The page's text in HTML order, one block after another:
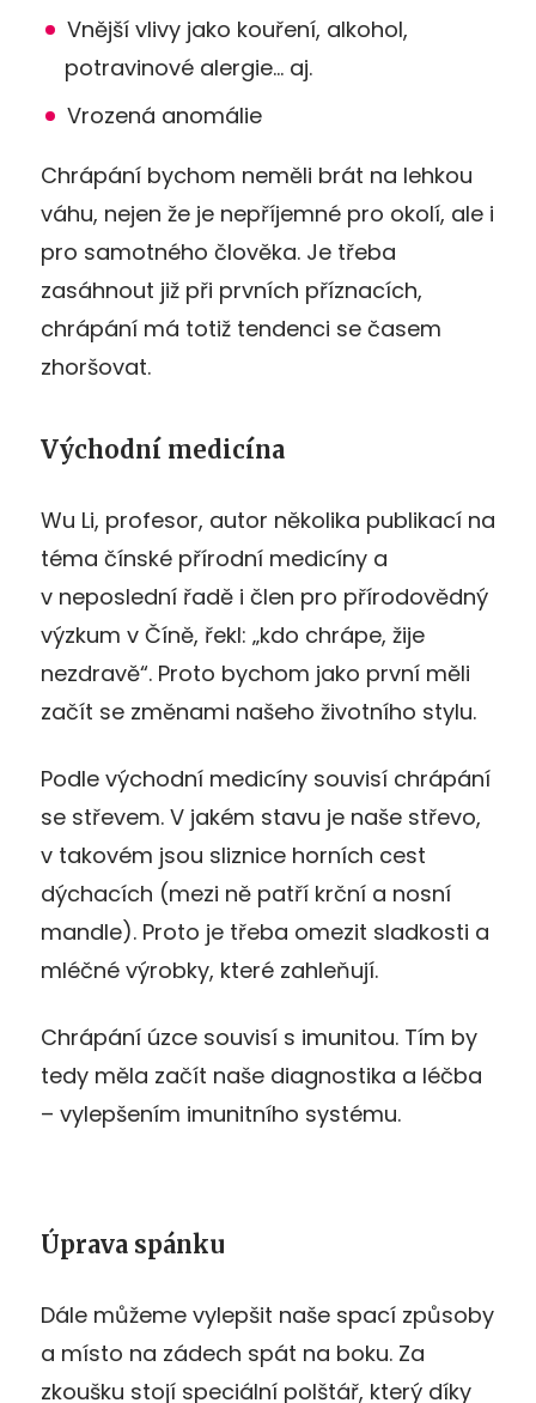
Vnější vlivy jako kouření, alkohol,
potravinové alergie… aj.
Vrozená anomálie
Chrápání bychom neměli brát na lehkou
váhu, nejen že je nepříjemné pro okolí, ale i
pro samotného člověka. Je třeba
zasáhnout již při prvních příznacích,
chrápání má totiž tendenci se časem
zhoršovat.
Východní medicína
Wu Li, profesor, autor několika publikací na
téma čínské přírodní medicíny a
v neposlední řadě i člen pro přírodovědný
výzkum v Číně, řekl: „kdo chrápe, žije
nezdravě“. Proto bychom jako první měli
začít se změnami našeho životního stylu.
Podle východní medicíny souvisí chrápání
se střevem. V jakém stavu je naše střevo,
v takovém jsou sliznice horních cest
dýchacích (mezi ně patří krční a nosní
mandle). Proto je třeba omezit sladkosti a
mléčné výrobky, které zahleňují.
Chrápání úzce souvisí s imunitou. Tím by
tedy měla začít naše diagnostika a léčba
– vylepšením imunitního systému.
Úprava spánku
Dále můžeme vylepšit naše spací způsoby
a místo na zádech spát na boku. Za
zkoušku stojí speciální polštář, který díky